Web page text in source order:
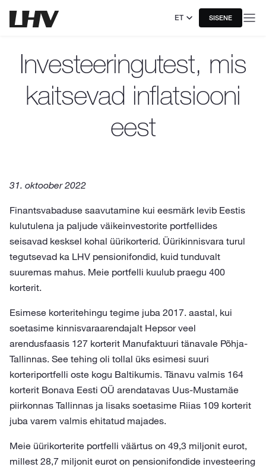
ET SISENE
Investeeringutest, mis
kaitsevad inflatsiooni
eest
31. oktoober 2022
Finantsvabaduse saavutamine kui eesmärk levib Eestis
kulutulena ja paljude väikeinvestorite portfellides
seisavad kesksel kohal üürikorterid. Üürikinnisvara turul
tegutsevad ka LHV pensionifondid, kuid tunduvalt
suuremas mahus. Meie portfelli kuulub praegu 400
korterit.
Esimese korteritehingu tegime juba 2017. aastal, kui
soetasime kinnisvaraarendajalt Hepsor veel
arendusfaasis 127 korterit Manufaktuuri tänavale Põhja-
Tallinnas. See tehing oli tollal üks esimesi suuri
korteriportfelli oste kogu Baltikumis. Tänavu valmis 164
korterit Bonava Eesti OÜ arendatavas Uus-Mustamäe
piirkonnas Tallinnas ja lisaks soetasime Riias 109 korterit
juba varem valmis ehitatud majades.
Meie üürikorterite portfelli väärtus on 49,3 miljonit eurot,
millest 28,7 miljonit eurot on pensionifondide investeering